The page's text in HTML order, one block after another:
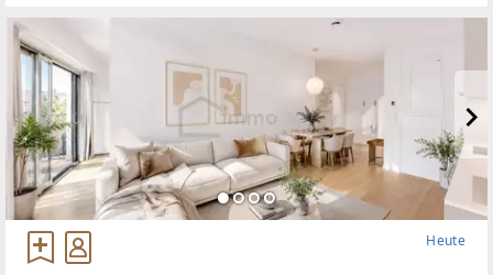
Heute